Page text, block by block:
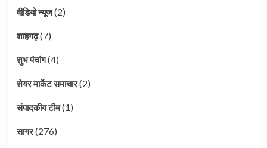
वीडियो न्यूज(2)
शाहगढ़(7)
शुभ पंचांग(4)
शेयर मार्केट समाचार(2)
संपादकीय टीम(1)
सागर(276)